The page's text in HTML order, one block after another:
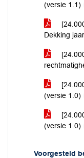
(versie 1.1)
Dekking
(versie 1.0)
(versie 1.0)
Voorgesteld